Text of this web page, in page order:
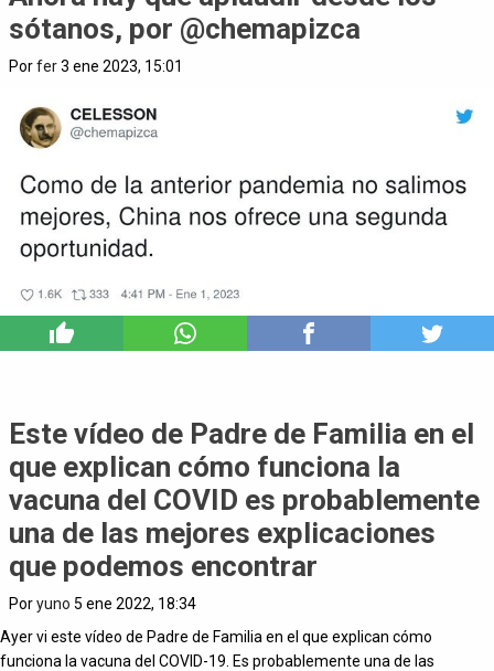
sótanos, por @chemapizca
Porfer3 ene 2023, 15:01
Este vídeo de Padre de Familia en el
que explican cómo funciona la
vacuna del COVID es probablemente
una de las mejores explicaciones
que podemos encontrar
Poryuno 5 ene 2022, 18:34
Ayer vi este vídeo de Padre de Familia en el que explican cómo
funciona la vacuna del COVID-19. Es probablemente una de las